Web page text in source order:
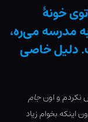
خونۀ
مدرسه می‌ره،
دلیل خاصی
و اونجام
اینکه بخوام زیاد